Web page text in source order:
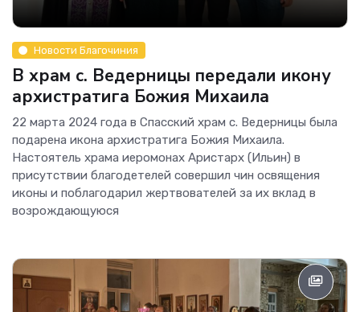
Новости Благочиния
В храм с. Ведерницы передали икону
архистратига Божия Михаила
22 марта 2024 года в Спасский храм с. Ведерницы была
подарена икона архистратига Божия Михаила.
Настоятель храма иеромонах Аристарх (Ильин) в
присутствии благодетелей совершил чин освящения
иконы и поблагодарил жертвователей за их вклад в
возрождающуюся